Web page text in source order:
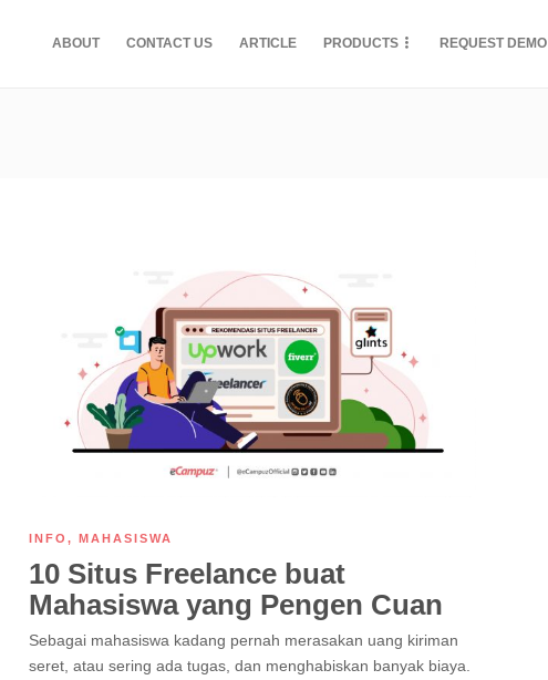
ABOUT CONTACT US ARTICLE PRODUCTS REQUEST DEMO
INFO , MAHASISWA
10 Situs Freelance buat
Mahasiswa yang Pengen Cuan
Sebagai mahasiswa kadang pernah merasakan uang kiriman
seret, atau sering ada tugas, dan menghabiskan banyak biaya.